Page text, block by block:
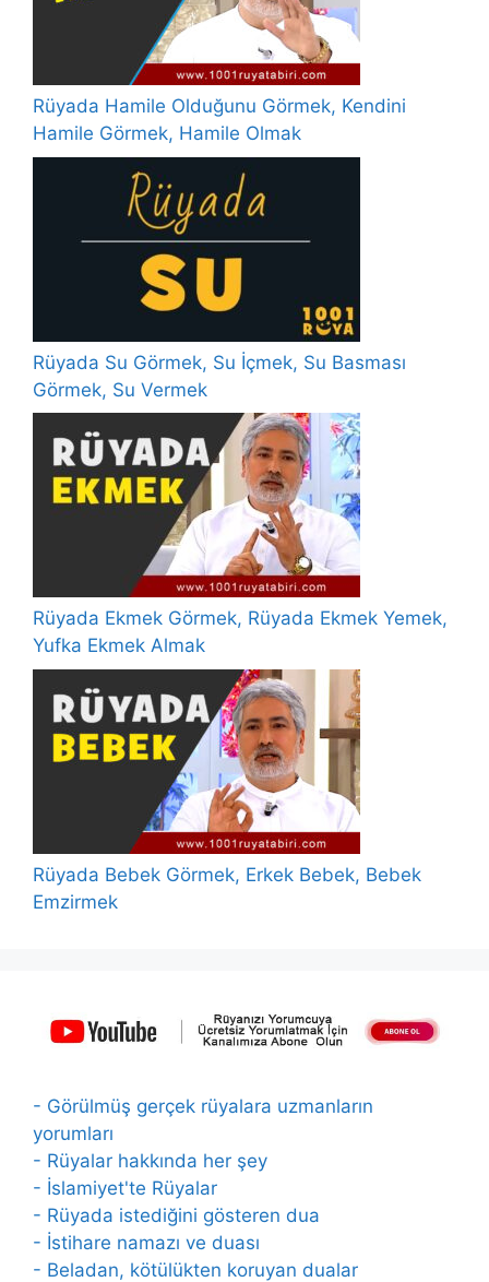
Rüyada Hamile Olduğunu Görmek, Kendini
Hamile Görmek, Hamile Olmak
Rüyada Su Görmek, Su İçmek, Su Basması
Görmek, Su Vermek
Rüyada Ekmek Görmek, Rüyada Ekmek Yemek,
Yufka Ekmek Almak
Rüyada Bebek Görmek, Erkek Bebek, Bebek
Emzirmek
- Görülmüş gerçek rüyalara uzmanların
yorumları
- Rüyalar hakkında her şey
- İslamiyet'te Rüyalar
- Rüyada istediğini gösteren dua
- İstihare namazı ve duası
- Beladan, kötülükten koruyan dualar